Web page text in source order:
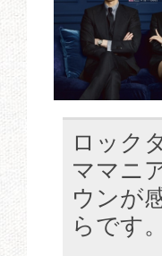
ロック
ママニ
ウンが
らです。